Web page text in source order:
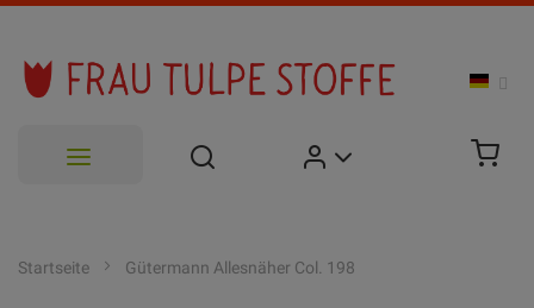
Startseite Gütermann Allesnäher Col. 198